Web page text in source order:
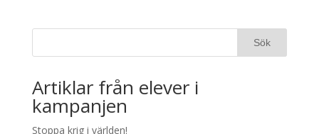
Artiklar från elever i
kampanjen
Stoppa krig i världen!